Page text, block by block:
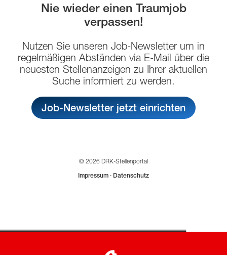
Nie wieder einen Traumjob
verpassen!
Nutzen Sie unseren Job-Newsletter um in
regelmäßigen Abständen via E-Mail über die
neuesten Stellenanzeigen zu Ihrer aktuellen
Suche informiert zu werden.
Job-Newsletter jetzt einrichten
© 2026 DRK-Stellenportal
Impressum · Datenschutz